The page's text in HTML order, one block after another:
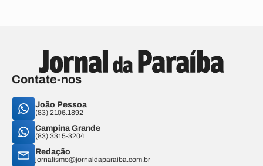
Contate-nos
João Pessoa
(83) 2106.1892
Campina Grande
(83) 3315-3204
Redação
jornalismo@jornaldaparaiba.com.br